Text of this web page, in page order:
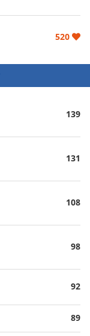
520
139
131
108
98
92
89